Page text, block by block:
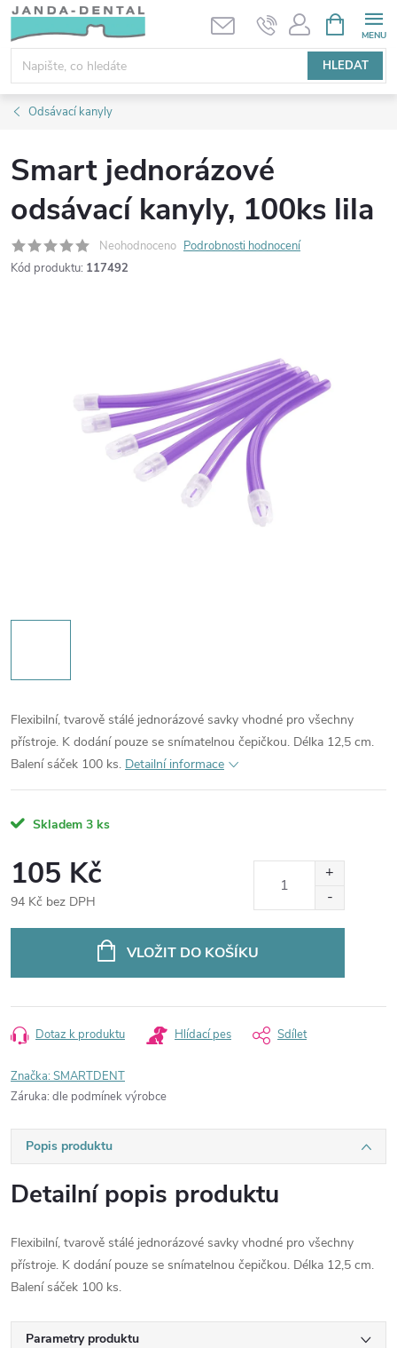
Přejít
obsah
HLEDAT
NÁKUPNÍ
KOŠÍK
Odsávací kanyly
Smart jednorázové
odsávací kanyly, 100ks lila
Neohodnoceno Podrobnosti hodnocení
Kód produktu: 117492
Flexibilní, tvarově stálé jednorázové savky vhodné pro všechny
přístroje. K dodání pouze se snímatelnou čepičkou. Délka 12,5 cm.
Balení sáček 100 ks. Detailní informace
Skladem 3 ks
105 Kč
94 Kč bez DPH
VLOŽIT DO KOŠÍKU
Dotaz k produktu Hlídací pes Sdílet
Značka:SMARTDENT
Záruka: dle podmínek výrobce
Popis produktu
Detailní popis produktu
Flexibilní, tvarově stálé jednorázové savky vhodné pro všechny
přístroje. K dodání pouze se snímatelnou čepičkou. Délka 12,5 cm.
Balení sáček 100 ks.
Parametry produktu